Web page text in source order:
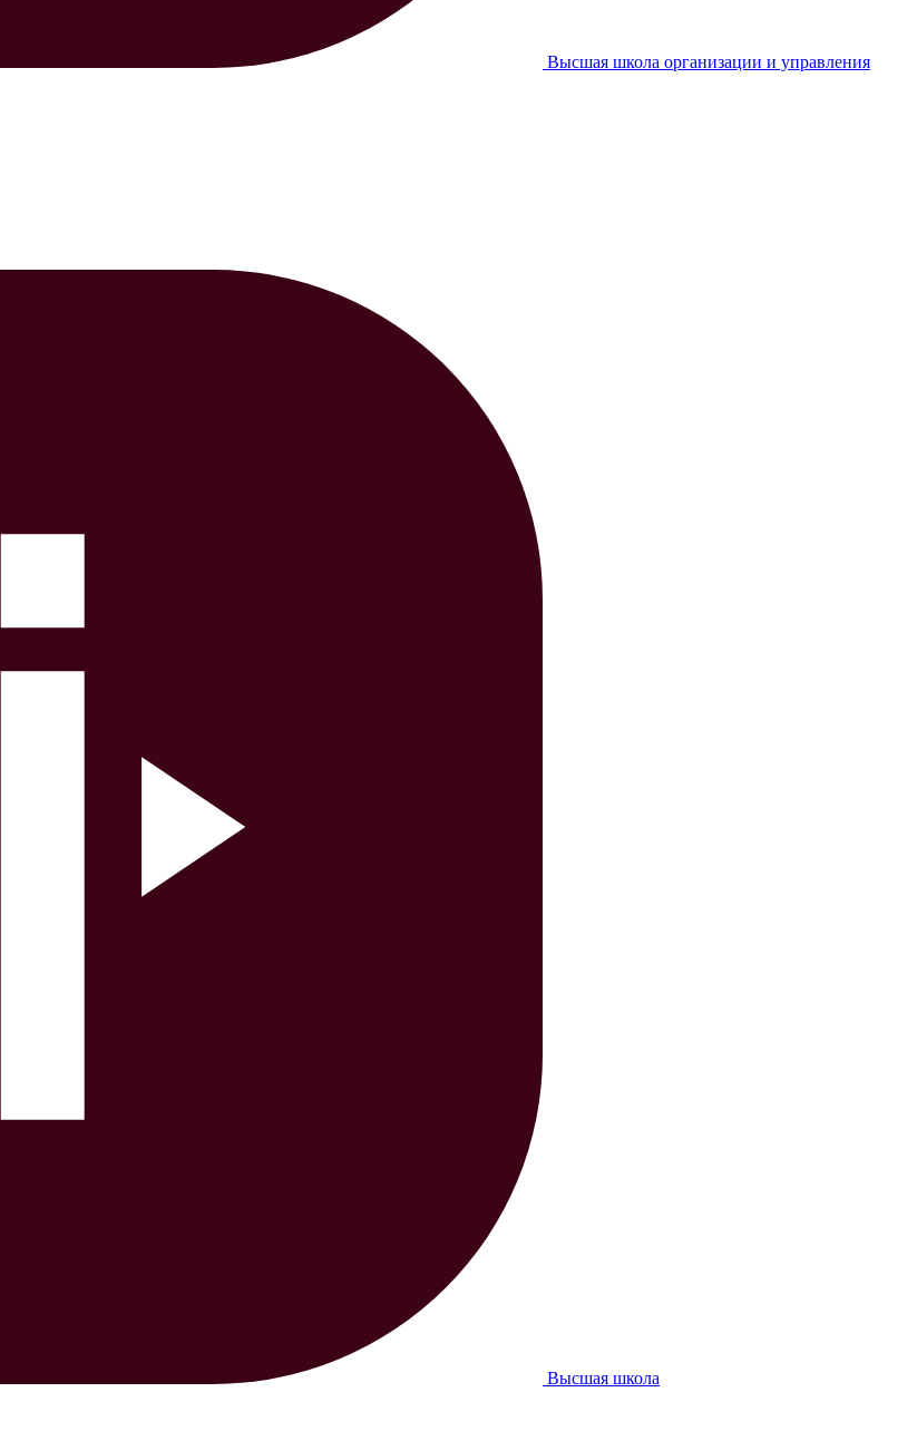
Высшая школа организации и управления
Высшая школа